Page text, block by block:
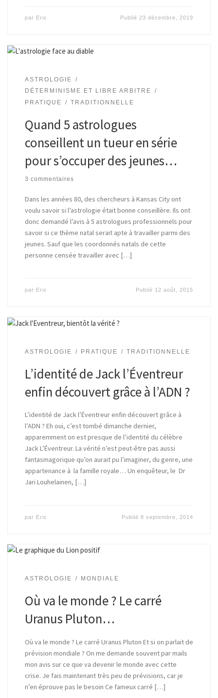
par Eric Publié 23 décembre, 2019
ASTROLOGIE
DÉTERMINISME ET LIBRE ARBITRE
PRATIQUE
TRADITIONNELLE
Quand 5 astrologues
conseillent un tueur en série
pour s’occuper des jeunes…
3 commentaires
Dans les années 80, des chercheurs à Kansas City ont
voulu savoir si l’astrologie était bonne conseillère. Ils ont
donc demandé l’avis à 5 astrologues professionnels pour
savoir si ce thème natal serait apte à travailler parmi des
jeunes. Sauf que les coordonnés natals de cette
personne censée travailler avec […]
par Eric Publié 12 août, 2015
ASTROLOGIE PRATIQUE TRADITIONNELLE
L’identité de Jack l’Éventreur
enfin découvert grâce à l’ADN ?
L’identité de Jack l’Éventreur enfin découvert grâce à
l’ADN ? Eh oui, c’est tombé dimanche dernier,
apparemment on est presque de l’identité du célèbre
Jack L’Éventreur. La vérité n’est peut-être pas aussi
fantasmagorique qu’on aurait pu l’imaginer, du genre, une
appartenance à la famille royale… Un enquêteur, le Dr
Jari Louhelainen, […]
par Eric Publié8 septembre, 2014
ASTROLOGIE MONDIALE
Où va le monde ? Le carré
Uranus Pluton…
Où va le monde ? Le carré Uranus Pluton Et si on parlait de
prévision mondiale ? On me demande souvent par mails
mon avis sur ce que va devenir le monde avec cette
crise. Je fais maintenant très peu de prévisions, car je
n’en éprouve pas le besoin Ce fameux carré […]